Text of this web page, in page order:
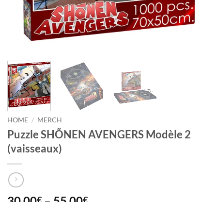
HOME / MERCH
Puzzle SHÕNEN AVENGERS Modèle 2
(vaisseaux)
€ €